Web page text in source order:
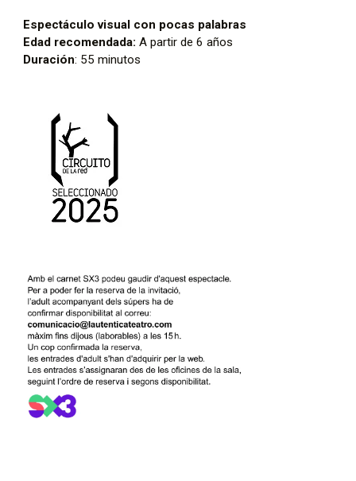
Espectáculo visual con pocas palabras
Edad recomendada: A partir de 6 años
Duración: 55 minutos